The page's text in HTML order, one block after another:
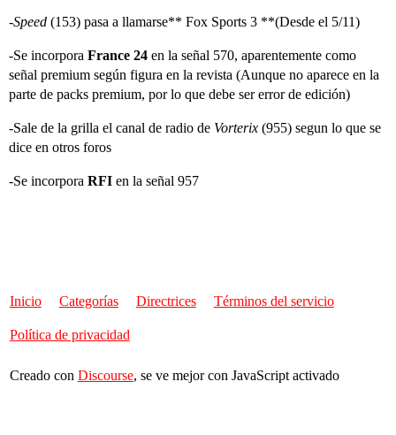
-Speed (153) pasa a llamarse** Fox Sports 3 **(Desde el 5/11)
-Se incorpora France 24 en la señal 570, aparentemente como
señal premium según figura en la revista (Aunque no aparece en la
parte de packs premium, por lo que debe ser error de edición)
-Sale de la grilla el canal de radio de Vorterix (955) segun lo que se
dice en otros foros
-Se incorpora RFI en la señal 957
Inicio Categorías Directrices Términos del servicio
Política de privacidad
Creado con Discourse, se ve mejor con JavaScript activado